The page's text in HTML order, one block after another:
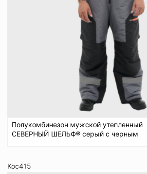
Полукомбинезон мужской утепленный
СЕВЕРНЫЙ ШЕЛЬФ® серый с черным
Кос415